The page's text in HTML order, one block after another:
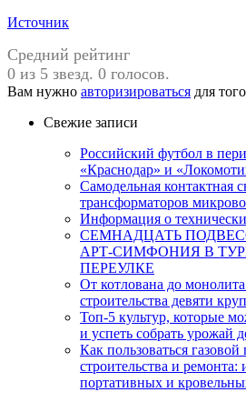
Источник
Средний рейтинг
0 из 5 звезд. 0 голосов.
Вам нужно авторизироваться для
Свежие записи
Российский футбол в
«Краснодар» и
Самодельная контактная
трансформаторов
Информация о
СЕМНАДЦАТЬ
АРТ-СИМФОНИЯ В
ПЕРЕУЛКЕ
От котлована до
строительства девяти
Топ-5 культур, которые
и успеть собрать урожай
Как пользоваться газовой
строительства и ремонта:
портативных и